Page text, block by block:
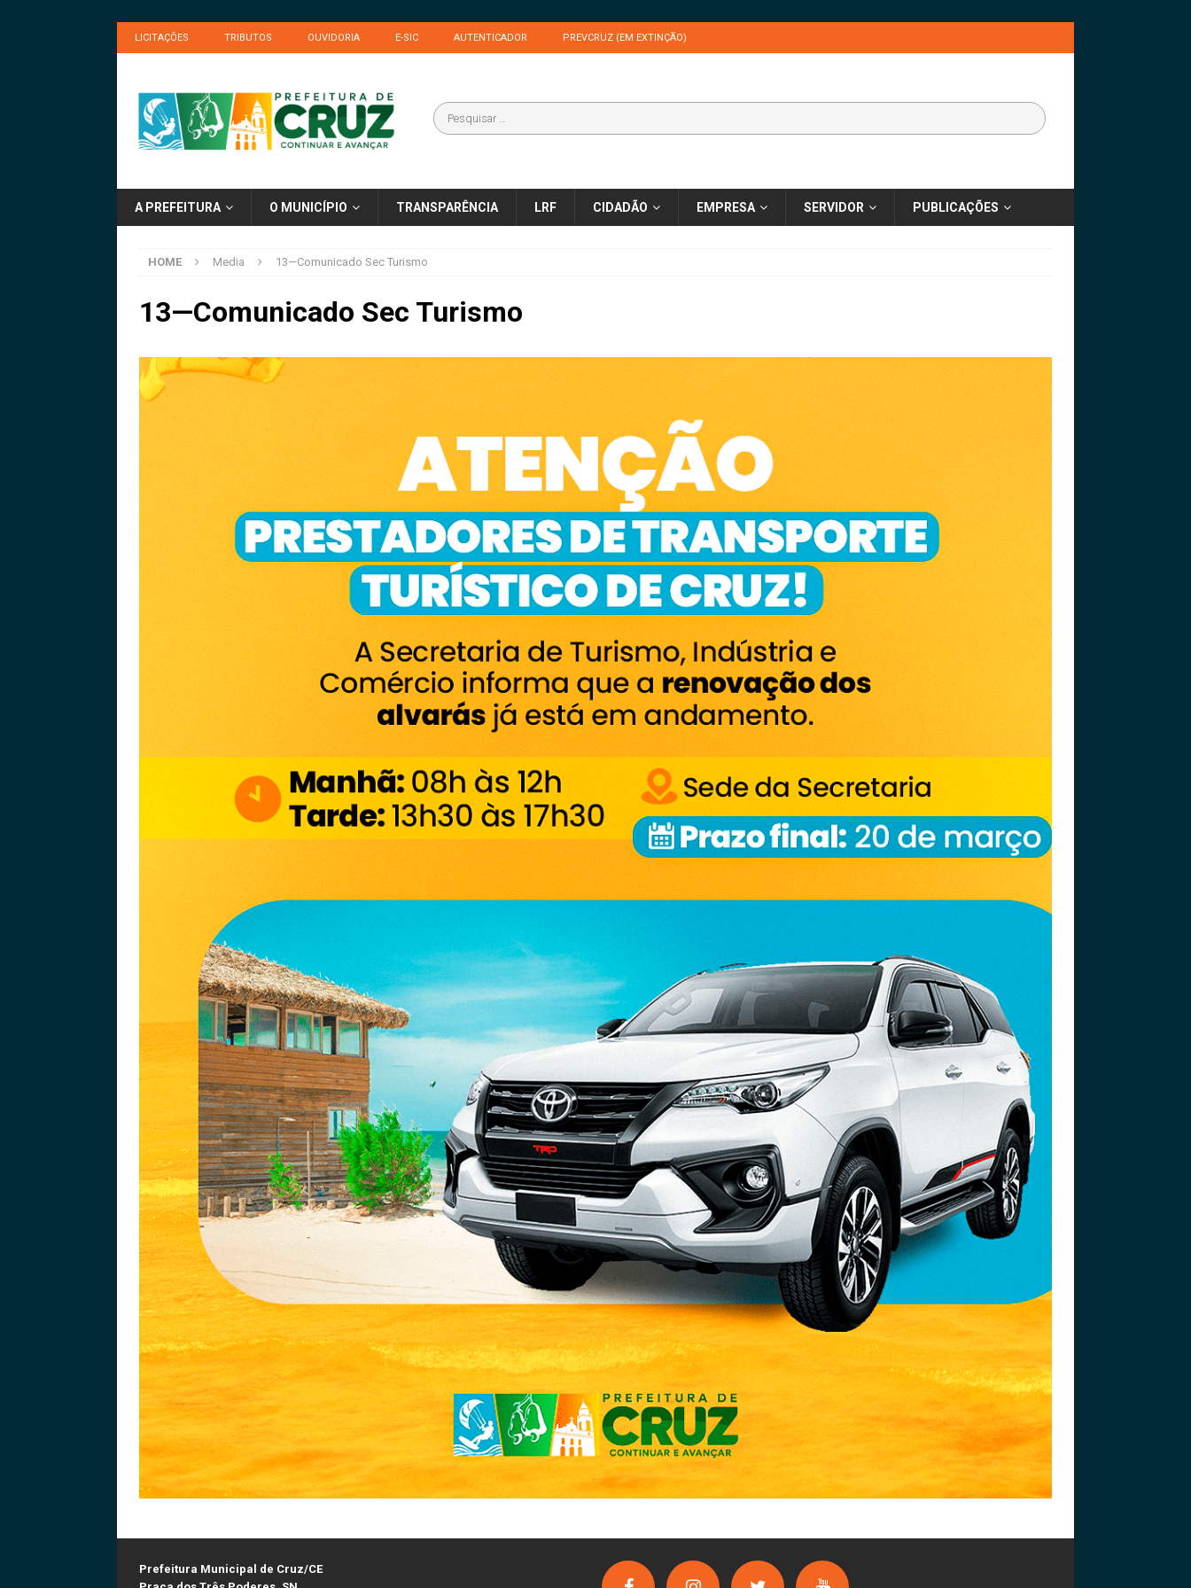
LICITAÇÕES TRIBUTOS OUVIDORIA E-SIC AUTENTICADOR PREVCRUZ (EM EXTINÇÃO)
A PREFEITURA O MUNICÍPIO TRANSPARÊNCIA LRF CIDADÃO EMPRESA SERVIDOR PUBLICAÇÕES
HOME Media 13—Comunicado Sec Turismo
13—Comunicado Sec Turismo
Prefeitura Municipal de Cruz/CE